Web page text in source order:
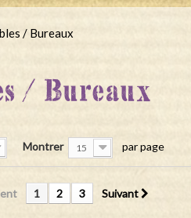
/ Bureaux
/ Bureaux
Montrer 15 par page
1 2 3 Suivant